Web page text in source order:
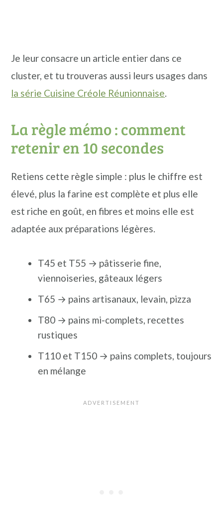
Je leur consacre un article entier dans ce
cluster, et tu trouveras aussi leurs usages dans
la série Cuisine Créole Réunionnaise.
La règle mémo : comment
retenir en 10 secondes
Retiens cette règle simple : plus le chiffre est
élevé, plus la farine est complète et plus elle
est riche en goût, en fibres et moins elle est
adaptée aux préparations légères.
T45 et T55 → pâtisserie fine,
viennoiseries, gâteaux légers
T65 → pains artisanaux, levain, pizza
T80 → pains mi-complets, recettes
rustiques
T110 et T150 → pains complets, toujours
en mélange